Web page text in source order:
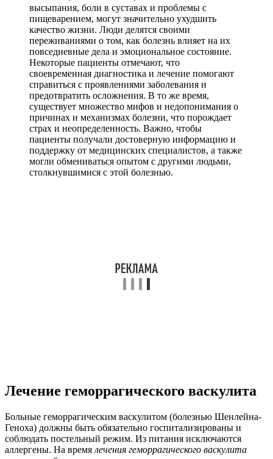
высыпания, боли в суставах и проблемы с
пищеварением, могут значительно ухудшить
качество жизни. Люди делятся своими
переживаниями о том, как болезнь влияет на их
повседневные дела и эмоциональное состояние.
Некоторые пациенты отмечают, что
своевременная диагностика и лечение помогают
справиться с проявлениями заболевания и
предотвратить осложнения. В то же время,
существует множество мифов и недопонимания о
причинах и механизмах болезни, что порождает
страх и неопределенность. Важно, чтобы
пациенты получали достоверную информацию и
поддержку от медицинских специалистов, а также
могли обмениваться опытом с другими людьми,
столкнувшимися с этой болезнью.
Лечение геморрагического васкулита
Больные геморрагическим васкулитом (болезнью Шенлейна-
Геноха) должны быть обязательно госпитализированы и
соблюдать постельный режим. Из питания исключаются
аллергены. На время лечения геморрагического васкулита